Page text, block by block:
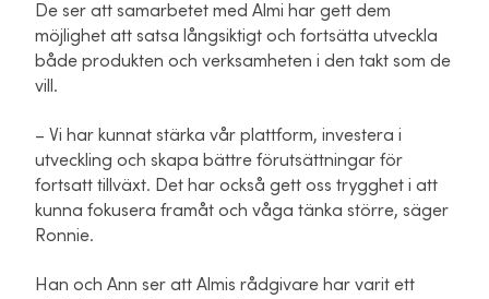
De ser att samarbetet med Almi har gett dem
möjlighet att satsa långsiktigt och fortsätta utveckla
både produkten och verksamheten i den takt som de
vill.
– Vi har kunnat stärka vår plattform, investera i
utveckling och skapa bättre förutsättningar för
fortsatt tillväxt. Det har också gett oss trygghet i att
kunna fokusera framåt och våga tänka större, säger
Ronnie.
Han och Ann ser att Almis rådgivare har varit ett